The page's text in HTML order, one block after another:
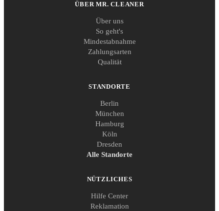
ÜBER MR. CLEANER
Über uns
So geht's
Mindestabnahme
Zahlungsarten
Qualität
STANDORTE
Berlin
München
Hamburg
Köln
Dresden
Alle Standorte
NÜTZLICHES
Hilfe Center
Reklamation